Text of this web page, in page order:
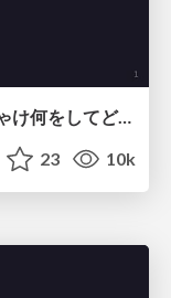
マイクロサービスへの5年間 ぶっちゃけ何をしてどうなったか
23 10k